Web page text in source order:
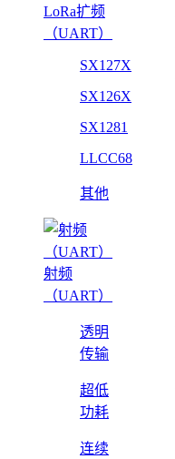
LoRa扩频
（UART）
SX127X
SX126X
SX1281
LLCC68
其他
射频
（UART）
透明
传输
超低
功耗
连续